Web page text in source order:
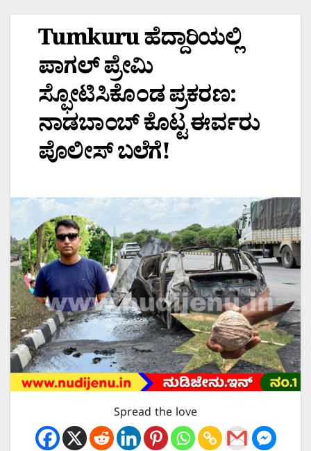
Tumkuru ಹೆದ್ದಾರಿಯಲ್ಲಿ
ಪಾಗಲ್ ಪ್ರೇಮಿ
ಸ್ಫೋಟಿಸಿಕೊಂಡ ಪ್ರಕರಣ:
ನಾಡಬಾಂಬ್ ಕೊಟ್ಟ ಈರ್ವರು
ಪೊಲೀಸ್‌ ಬಲೆಗೆ!
Spread the love